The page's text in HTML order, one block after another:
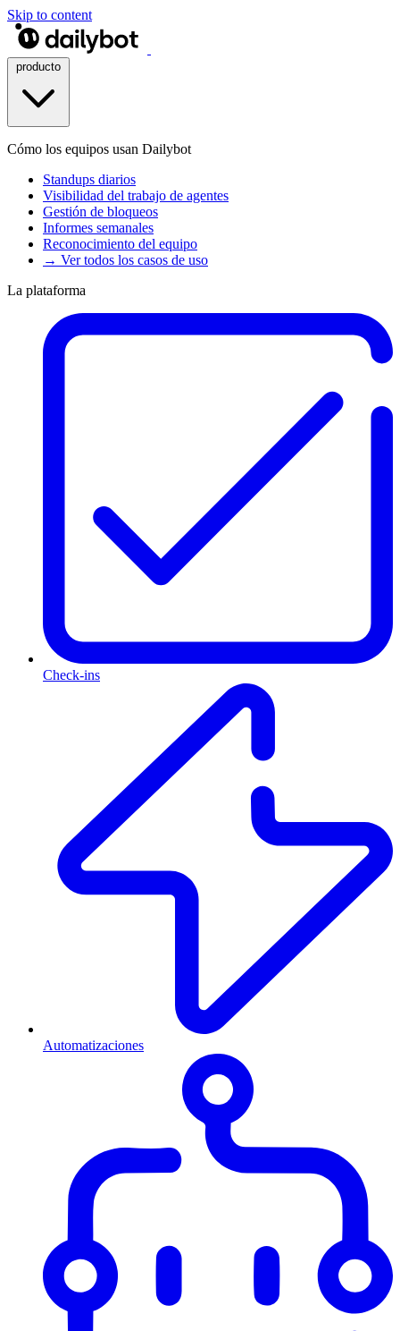
Skip to content
Cómo los equipos usan Dailybot
Standups diarios
Visibilidad del trabajo de agentes
Gestión de bloqueos
Informes semanales
Reconocimiento del equipo
→ Ver todos los casos de uso
La plataforma
Check-ins
Automatizaciones